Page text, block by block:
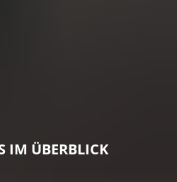
IM ÜBERBLICK